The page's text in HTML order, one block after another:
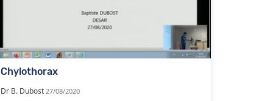
Chylothorax
Dr B. Dubost 27/08/2020